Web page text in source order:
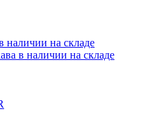
на складе
в наличии на складе